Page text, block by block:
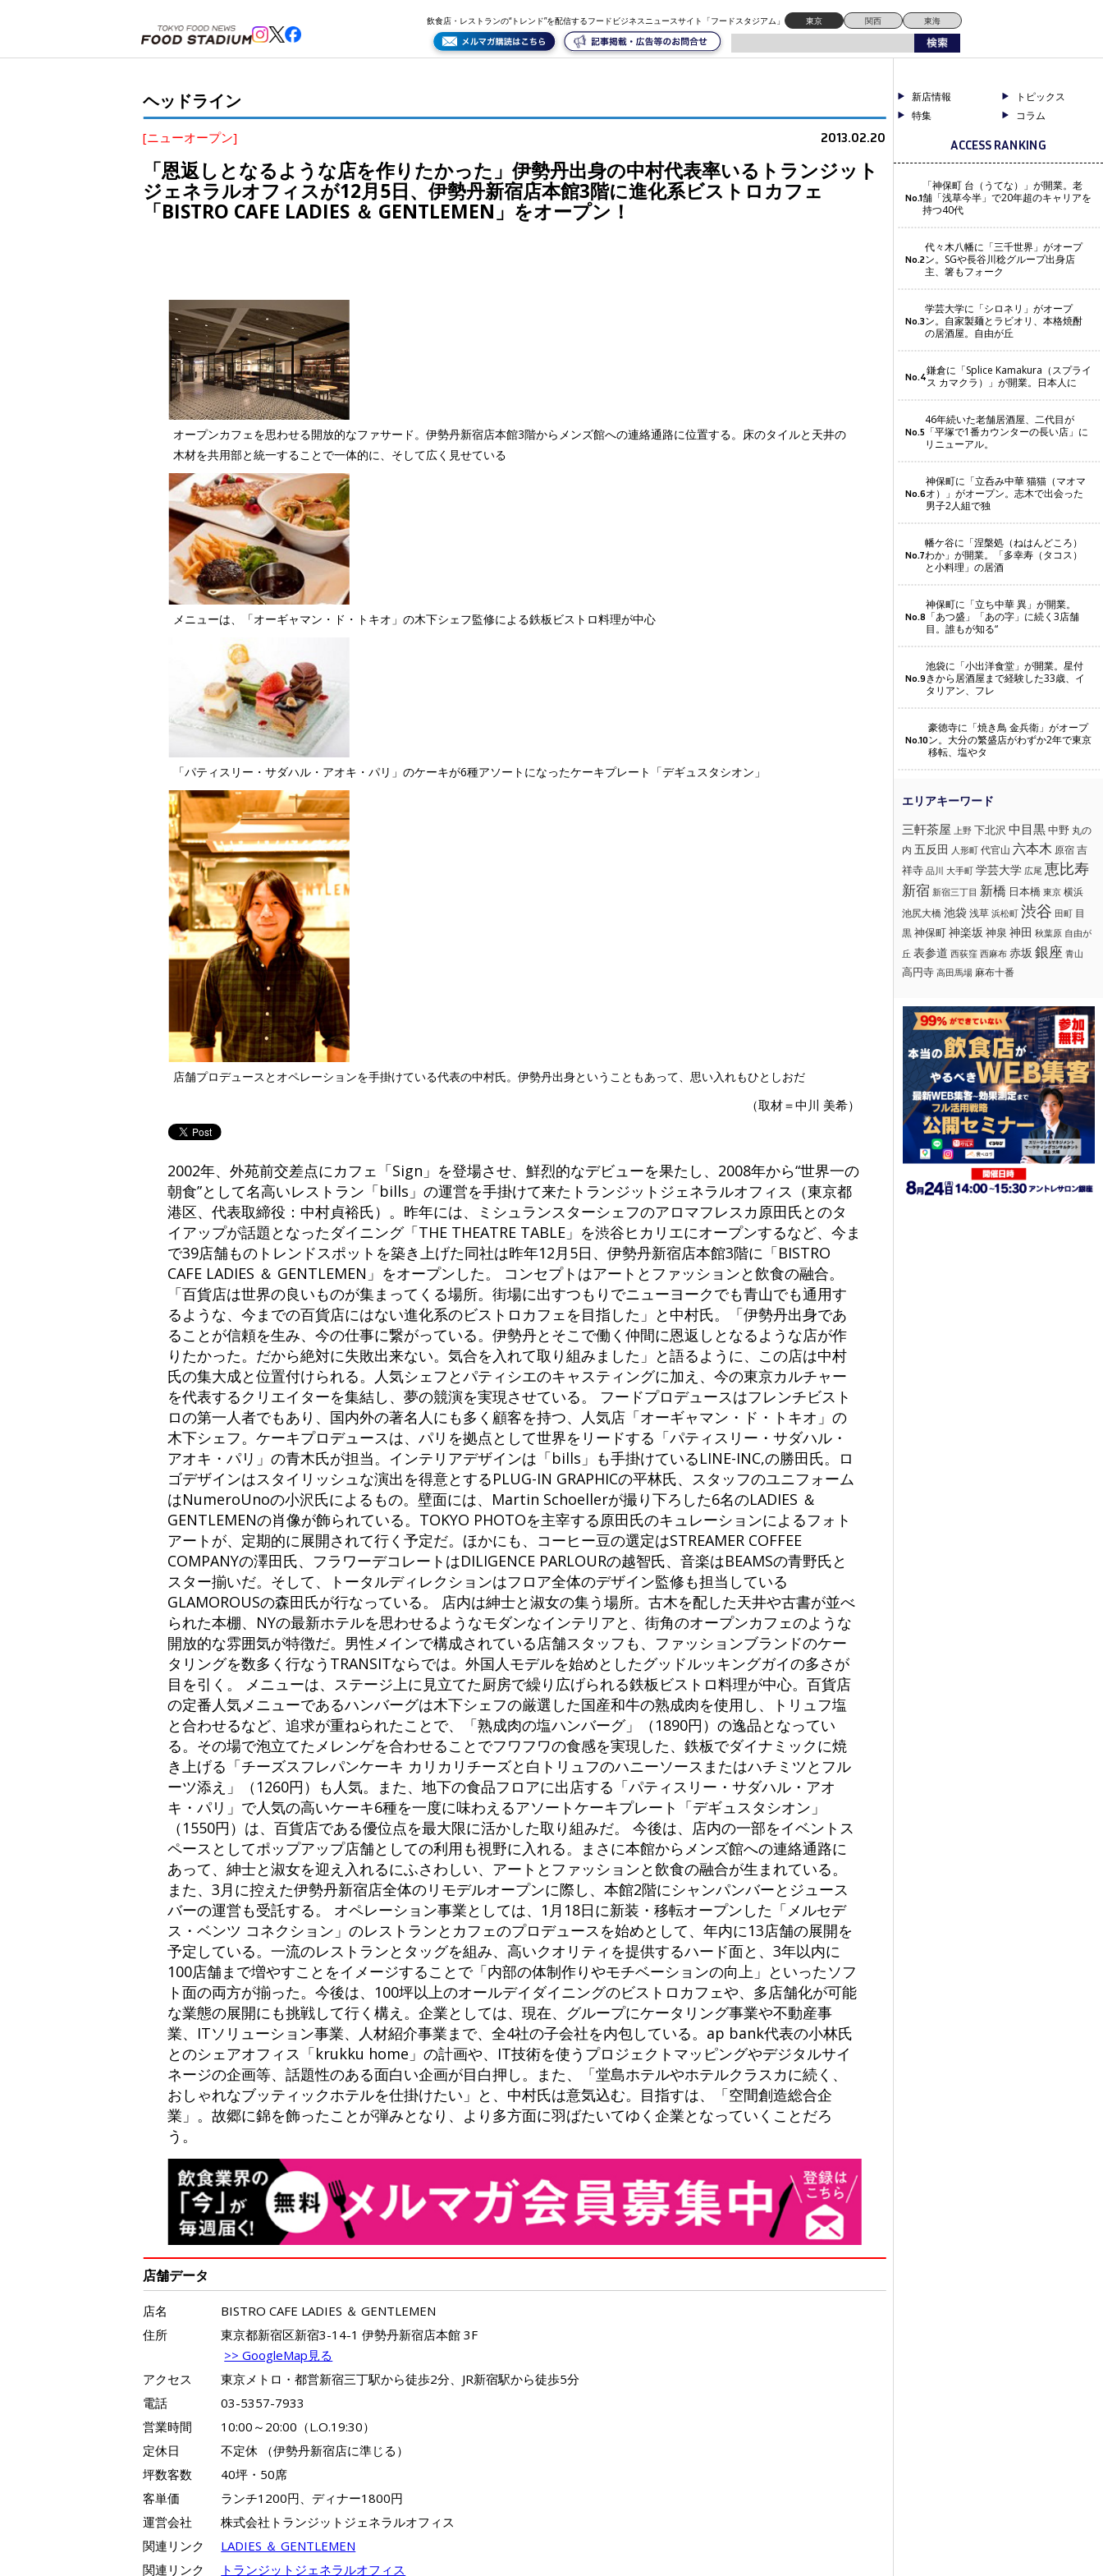
飲食店・レストランの“トレンド”を配信するフードビジネスニュースサイト「フードスタジアム」 東京 関西 東海
ヘッドライン
[ニューオープン] 2013.02.20
「恩返しとなるような店を作りたかった」伊勢丹出身の中村代表率いるトランジット
ジェネラルオフィスが12月5日、伊勢丹新宿店本館3階に進化系ビストロカフェ
「BISTRO CAFE LADIES ＆ GENTLEMEN」をオープン！
オープンカフェを思わせる開放的なファサード。伊勢丹新宿店本館3階からメンズ館への連絡通路に位置する。床のタイルと天井の
木材を共用部と統一することで一体的に、そして広く見せている
メニューは、「オーギャマン・ド・トキオ」の木下シェフ監修による鉄板ビストロ料理が中心
「パティスリー・サダハル・アオキ・パリ」のケーキが6種アソートになったケーキプレート「デギュスタシオン」
店舗プロデュースとオペレーションを手掛けている代表の中村氏。伊勢丹出身ということもあって、思い入れもひとしおだ
（取材＝中川 美希）
2002年、外苑前交差点にカフェ「Sign」を登場させ、鮮烈的なデビューを果たし、2008年から“世界一の
朝食”として名高いレストラン「bills」の運営を手掛けて来たトランジットジェネラルオフィス（東京都
港区、代表取締役：中村貞裕氏）。昨年には、ミシュランスターシェフのアロマフレスカ原田氏とのタ
イアップが話題となったダイニング「THE THEATRE TABLE」を渋谷ヒカリエにオープンするなど、今ま
で39店舗ものトレンドスポットを築き上げた同社は昨年12月5日、伊勢丹新宿店本館3階に「BISTRO
CAFE LADIES ＆ GENTLEMEN」をオープンした。 コンセプトはアートとファッションと飲食の融合。
「百貨店は世界の良いものが集まってくる場所。街場に出すつもりでニューヨークでも青山でも通用す
るような、今までの百貨店にはない進化系のビストロカフェを目指した」と中村氏。「伊勢丹出身であ
ることが信頼を生み、今の仕事に繋がっている。伊勢丹とそこで働く仲間に恩返しとなるような店が作
りたかった。だから絶対に失敗出来ない。気合を入れて取り組みました」と語るように、この店は中村
氏の集大成と位置付けられる。人気シェフとパティシエのキャスティングに加え、今の東京カルチャー
を代表するクリエイターを集結し、夢の競演を実現させている。 フードプロデュースはフレンチビスト
ロの第一人者でもあり、国内外の著名人にも多く顧客を持つ、人気店「オーギャマン・ド・トキオ」の
木下シェフ。ケーキプロデュースは、パリを拠点として世界をリードする「パティスリー・サダハル・
アオキ・パリ」の青木氏が担当。インテリアデザインは「bills」も手掛けているLINE-INC,の勝田氏。ロ
ゴデザインはスタイリッシュな演出を得意とするPLUG-IN GRAPHICの平林氏、スタッフのユニフォーム
はNumeroUnoの小沢氏によるもの。壁面には、Martin Schoellerが撮り下ろした6名のLADIES ＆
GENTLEMENの肖像が飾られている。TOKYO PHOTOを主宰する原田氏のキュレーションによるフォト
アートが、定期的に展開されて行く予定だ。ほかにも、コーヒー豆の選定はSTREAMER COFFEE
COMPANYの澤田氏、フラワーデコレートはDILIGENCE PARLOURの越智氏、音楽はBEAMSの青野氏と
スター揃いだ。そして、トータルディレクションはフロア全体のデザイン監修も担当している
GLAMOROUSの森田氏が行なっている。 店内は紳士と淑女の集う場所。古木を配した天井や古書が並べ
られた本棚、NYの最新ホテルを思わせるようなモダンなインテリアと、街角のオープンカフェのような
開放的な雰囲気が特徴だ。男性メインで構成されている店舗スタッフも、ファッションブランドのケー
タリングを数多く行なうTRANSITならでは。外国人モデルを始めとしたグッドルッキングガイの多さが
目を引く。 メニューは、ステージ上に見立てた厨房で繰り広げられる鉄板ビストロ料理が中心。百貨店
の定番人気メニューであるハンバーグは木下シェフの厳選した国産和牛の熟成肉を使用し、トリュフ塩
と合わせるなど、追求が重ねられたことで、「熟成肉の塩ハンバーグ」（1890円）の逸品となってい
る。その場で泡立てたメレンゲを合わせることでフワフワの食感を実現した、鉄板でダイナミックに焼
き上げる「チーズスフレパンケーキ カリカリチーズと白トリュフのハニーソースまたはハチミツとフル
ーツ添え」（1260円）も人気。また、地下の食品フロアに出店する「パティスリー・サダハル・アオ
キ・パリ」で人気の高いケーキ6種を一度に味わえるアソートケーキプレート「デギュスタシオン」
（1550円）は、百貨店である優位点を最大限に活かした取り組みだ。 今後は、店内の一部をイベントス
ペースとしてポップアップ店舗としての利用も視野に入れる。まさに本館からメンズ館への連絡通路に
あって、紳士と淑女を迎え入れるにふさわしい、アートとファッションと飲食の融合が生まれている。
また、3月に控えた伊勢丹新宿店全体のリモデルオープンに際し、本館2階にシャンパンバーとジュース
バーの運営も受託する。 オペレーション事業としては、1月18日に新装・移転オープンした「メルセデ
ス・ベンツ コネクション」のレストランとカフェのプロデュースを始めとして、年内に13店舗の展開を
予定している。一流のレストランとタッグを組み、高いクオリティを提供するハード面と、3年以内に
100店舗まで増やすことをイメージすることで「内部の体制作りやモチベーションの向上」といったソフ
ト面の両方が揃った。今後は、100坪以上のオールデイダイニングのビストロカフェや、多店舗化が可能
な業態の展開にも挑戦して行く構え。企業としては、現在、グループにケータリング事業や不動産事
業、ITソリューション事業、人材紹介事業まで、全4社の子会社を内包している。ap bank代表の小林氏
とのシェアオフィス「krukku home」の計画や、IT技術を使うプロジェクトマッピングやデジタルサイ
ネージの企画等、話題性のある面白い企画が目白押し。また、「堂島ホテルやホテルクラスカに続く、
おしゃれなブッティックホテルを仕掛けたい」と、中村氏は意気込む。目指すは、「空間創造総合企
業」。故郷に錦を飾ったことが弾みとなり、より多方面に羽ばたいてゆく企業となっていくことだろ
う。
店舗データ
店名
BISTRO CAFE LADIES ＆ GENTLEMEN
住所
東京都新宿区新宿3-14-1 伊勢丹新宿店本館 3F
>> GoogleMap見る
アクセス
東京メトロ・都営新宿三丁駅から徒歩2分、JR新宿駅から徒歩5分
電話
03-5357-7933
営業時間
10:00～20:00（L.O.19:30）
定休日
不定休 （伊勢丹新宿店に準じる）
坪数客数
40坪・50席
客単価
ランチ1200円、ディナー1800円
運営会社
株式会社トランジットジェネラルオフィス
関連リンク
LADIES ＆ GENTLEMEN
関連リンク
トランジットジェネラルオフィス
新店情報
トピックス
特集
コラム
ACCESS RANKING
No.1
「神保町 台（うてな）」が開業。老
舗「浅草今半」で20年超のキャリアを
持つ40代
No.2
代々木八幡に「三千世界」がオープ
ン。SGや長谷川稔グループ出身店
主、箸もフォーク
No.3
学芸大学に「シロネリ」がオープ
ン。自家製麺とラビオリ、本格焼酎
の居酒屋。自由が丘
No.4鎌倉に「Splice Kamakura（スプライ
ス カマクラ）」が開業。日本人に
No.5
46年続いた老舗居酒屋、二代目が
「平塚で1番カウンターの長い店」に
リニューアル。
No.6
神保町に「立呑み中華 猫猫（マオマ
オ）」がオープン。志木で出会った
男子2人組で独
No.7
幡ケ谷に「涅槃処（ねはんどころ）
わか」が開業。「多幸寿（タコス）
と小料理」の居酒
No.8
神保町に「立ち中華 異」が開業。
「あつ盛」「あの字」に続く3店舗
目。誰もが知る“
No.9
池袋に「小出洋食堂」が開業。星付
きから居酒屋まで経験した33歳、イ
タリアン、フレ
No.10
豪徳寺に「焼き鳥 金兵衛」がオープ
ン。大分の繁盛店がわずか2年で東京
移転、塩やタ
三軒茶屋 上野 下北沢 中目黒中野 丸の
内 五反田 人形町 代官山 六本木 原宿 吉
祥寺 品川 大手町 学芸大学 広尾 恵比寿
新宿 新宿三丁目 新橋 日本橋 東京 横浜
池尻大橋 池袋浅草 浜松町 渋谷 田町 目
黒神保町神楽坂 神泉 神田 秋葉原 自由が
丘 表参道 西荻窪 西麻布 赤坂 銀座 青山
高円寺 高田馬場 麻布十番